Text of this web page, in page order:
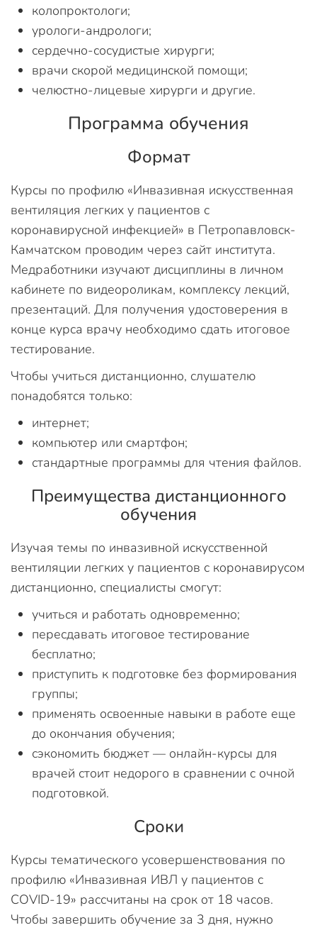
колопроктологи;
урологи-андрологи;
сердечно-сосудистые хирурги;
врачи скорой медицинской помощи;
челюстно-лицевые хирурги и другие.
Программа обучения
Формат
Курсы по профилю «Инвазивная искусственная
вентиляция легких у пациентов с
коронавирусной инфекцией» в Петропавловск-
Камчатском проводим через сайт института.
Медработники изучают дисциплины в личном
кабинете по видеороликам, комплексу лекций,
презентаций. Для получения удостоверения в
конце курса врачу необходимо сдать итоговое
тестирование.
Чтобы учиться дистанционно, слушателю
понадобятся только:
интернет;
компьютер или смартфон;
стандартные программы для чтения файлов.
Преимущества дистанционного
обучения
Изучая темы по инвазивной искусственной
вентиляции легких у пациентов с коронавирусом
дистанционно, специалисты смогут:
учиться и работать одновременно;
пересдавать итоговое тестирование
бесплатно;
приступить к подготовке без формирования
группы;
применять освоенные навыки в работе еще
до окончания обучения;
сэкономить бюджет — онлайн-курсы для
врачей стоит недорого в сравнении с очной
подготовкой.
Сроки
Курсы тематического усовершенствования по
профилю «Инвазивная ИВЛ у пациентов с
COVID-19» рассчитаны на срок от 18 часов.
Чтобы завершить обучение за 3 дня, нужно